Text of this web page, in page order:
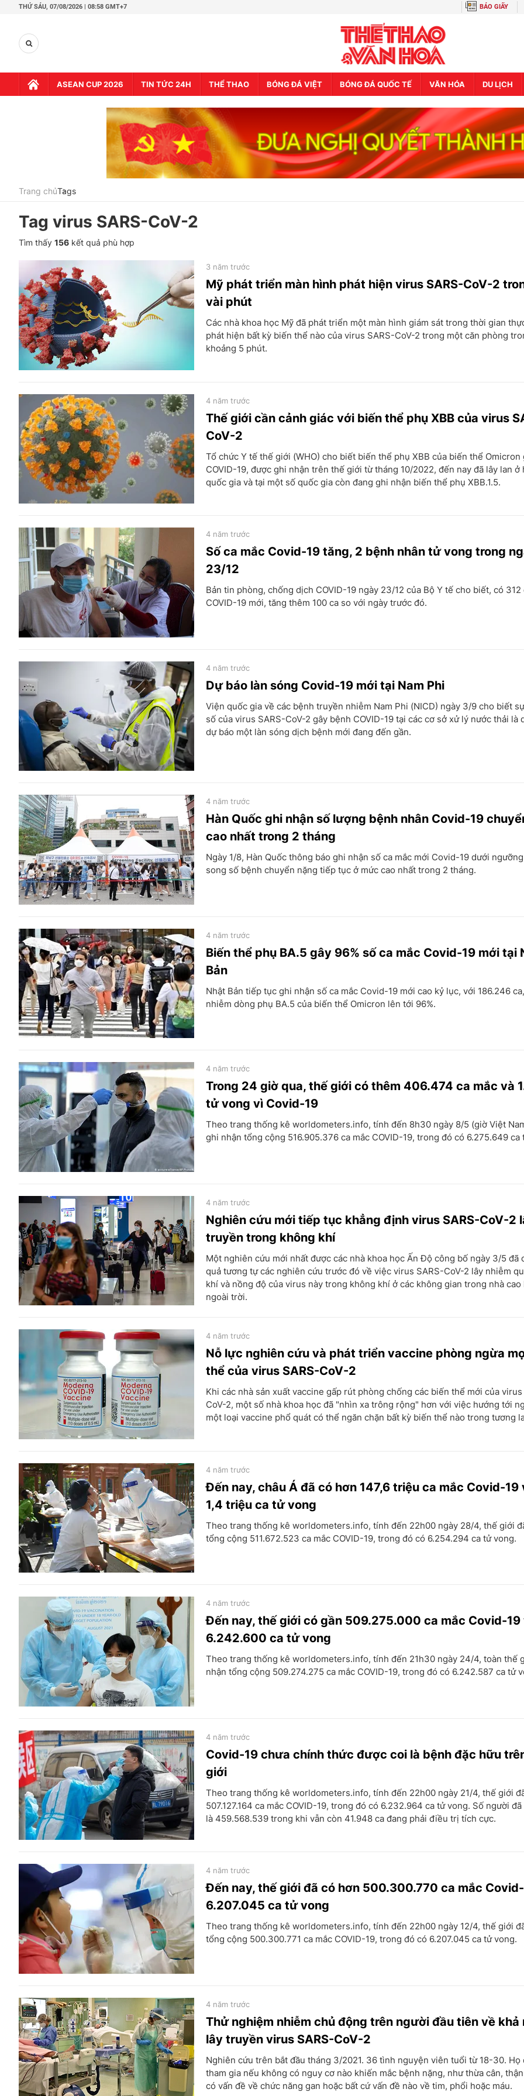
THỨ SÁU, 07/08/2026 | 08:58 GMT+7 BÁO GIẤY
ASEAN CUP 2026 TIN TỨC 24H THỂ THAO BÓNG ĐÁ VIỆT BÓNG ĐÁ QUỐC TẾ VĂN HÓA DU LỊCH
Trang chủTags
Tag virus SARS-CoV-2
Tìm thấy 156 kết quả phù hợp
Mỹ phát triển màn hình phát hiện virus SARS-CoV-2
vài phút
3 năm trước
Các nhà khoa học Mỹ đã phát triển một màn hình giám sát trong thời gian
phát hiện bất kỳ biến thể nào của virus SARS-CoV-2 trong một căn phòng
khoảng 5 phút.
Thế giới cần cảnh giác với biến thể phụ XBB của virus
CoV-2
4 năm trước
Tổ chức Y tế thế giới (WHO) cho biết biến thể phụ XBB của biến thể Omicron
COVID-19, được ghi nhận trên thế giới từ tháng 10/2022, đến nay đã lây lan ở
quốc gia và tại một số quốc gia còn đang ghi nhận biến thể phụ XBB.1.5.
Số ca mắc Covid-19 tăng, 2 bệnh nhân tử vong trong
23/12
4 năm trước
Bản tin phòng, chống dịch COVID-19 ngày 23/12 của Bộ Y tế cho biết, có 312
COVID-19 mới, tăng thêm 100 ca so với ngày trước đó.
Dự báo làn sóng Covid-19 mới tại Nam Phi
4 năm trước
Viện quốc gia về các bệnh truyền nhiễm Nam Phi (NICD) ngày 3/9 cho biết
số của virus SARS-CoV-2 gây bệnh COVID-19 tại các cơ sở xử lý nước thải là
dự báo một làn sóng dịch bệnh mới đang đến gần.
Hàn Quốc ghi nhận số lượng bệnh nhân Covid-19
cao nhất trong 2 tháng
4 năm trước
Ngày 1/8, Hàn Quốc thông báo ghi nhận số ca mắc mới Covid-19 dưới
song số bệnh chuyển nặng tiếp tục ở mức cao nhất trong 2 tháng.
Biến thể phụ BA.5 gây 96% số ca mắc Covid-19 mới tại
Bản
4 năm trước
Nhật Bản tiếp tục ghi nhận số ca mắc Covid-19 mới cao kỷ lục, với 186.246
nhiễm dòng phụ BA.5 của biến thể Omicron lên tới 96%.
Trong 24 giờ qua, thế giới có thêm 406.474 ca mắc và
tử vong vì Covid-19
4 năm trước
Theo trang thống kê worldometers.info, tính đến 8h30 ngày 8/5 (giờ Việt
ghi nhận tổng cộng 516.905.376 ca mắc COVID-19, trong đó có 6.275.649 ca
Nghiên cứu mới tiếp tục khẳng định virus SARS-CoV-2
truyền trong không khí
4 năm trước
Một nghiên cứu mới nhất được các nhà khoa học Ấn Độ công bố ngày 3/5 đã
quả tương tự các nghiên cứu trước đó về việc virus SARS-CoV-2 lây nhiễm
khí và nồng độ của virus này trong không khí ở các không gian trong nhà cao
ngoài trời.
Nỗ lực nghiên cứu và phát triển vaccine phòng ngừa
thể của virus SARS-CoV-2
4 năm trước
Khi các nhà sản xuất vaccine gấp rút phòng chống các biến thể mới của virus
CoV-2, một số nhà khoa học đã "nhìn xa trông rộng" hơn với việc hướng tới
một loại vaccine phổ quát có thể ngăn chặn bất kỳ biến thể nào trong tương
Đến nay, châu Á đã có hơn 147,6 triệu ca mắc Covid-19
1,4 triệu ca tử vong
4 năm trước
Theo trang thống kê worldometers.info, tính đến 22h00 ngày 28/4, thế giới
tổng cộng 511.672.523 ca mắc COVID-19, trong đó có 6.254.294 ca tử vong.
Đến nay, thế giới có gần 509.275.000 ca mắc Covid-19
6.242.600 ca tử vong
4 năm trước
Theo trang thống kê worldometers.info, tính đến 21h30 ngày 24/4, toàn thế
nhận tổng cộng 509.274.275 ca mắc COVID-19, trong đó có 6.242.587 ca tử
Covid-19 chưa chính thức được coi là bệnh đặc hữu
giới
4 năm trước
Theo trang thống kê worldometers.info, tính đến 22h00 ngày 21/4, thế giới
507.127.164 ca mắc COVID-19, trong đó có 6.232.964 ca tử vong. Số người
là 459.568.539 trong khi vẫn còn 41.948 ca đang phải điều trị tích cực.
Đến nay, thế giới đã có hơn 500.300.770 ca mắc
6.207.045 ca tử vong
4 năm trước
Theo trang thống kê worldometers.info, tính đến 22h00 ngày 12/4, thế giới
tổng cộng 500.300.771 ca mắc COVID-19, trong đó có 6.207.045 ca tử vong.
Thử nghiệm nhiễm chủ động trên người đầu tiên về khả
lây truyền virus SARS-CoV-2
4 năm trước
Nghiên cứu trên bắt đầu tháng 3/2021. 36 tình nguyện viên tuổi từ 18-30. Họ
tham gia nếu không có nguy cơ nào khiến mắc bệnh nặng, như thừa cân,
có vấn đề về chức năng gan hoặc bất cứ vấn đề nào về tim, phổi hoặc máu.